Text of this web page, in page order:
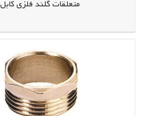
متعلقات گلند فلزی کابل